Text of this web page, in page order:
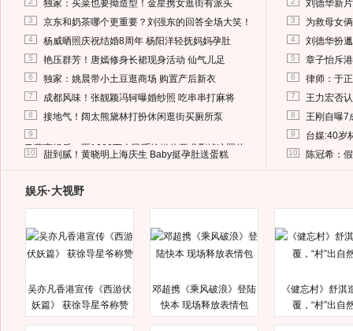
独家：买菜也要拗造型！金星携女逛街有派头
3 京东和奶茶哪个更重要？刘强东的回答全场大笑！
4 杨威晒照庆祝结婚8周年 杨阳洋轻抚妈妈孕肚
5 艳压群芳！唐嫣修身长裙现身活动 仙气儿足
6 独家：姚晨带小土豆逛商场 购置产后新衣
7 成都风味！张靓颖冯轲曝婚纱照 吃串串打麻将
8 接地气！阔太熊黛林打扮休闲逛街买厕所泵
9
马蓉离婚后，砸1000万人民币给媒体要求删掉这照片
10 甜到腻！黄晓明上海庆生 Baby挺孕肚送蛋糕
刘德华新
3 为救母女
4 刘德华扮
5 章子怡斥
6 律师：于
7 王力宏否
8 王刚自曝7
9 台媒:40岁
10 陈冠希：
娱乐·大视野
吴亦凡香港宣传《西游伏
妖篇》 获徐导星爷称赞
邓超携《乘风破浪》登陆
快本 现场释放表情包
《健忘村》舒淇
覆，“村”出自